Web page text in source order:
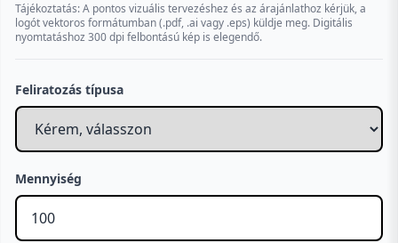
Tájékoztatás: A pontos vizuális tervezéshez és az árajánlathoz kérjük, a
logót vektoros formátumban (.pdf, .ai vagy .eps) küldje meg. Digitális
nyomtatáshoz 300 dpi felbontású kép is elegendő.
Feliratozás típusa
Mennyiség